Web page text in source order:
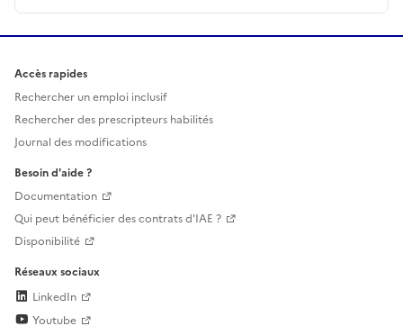
Accès rapides
Rechercher un emploi inclusif
Rechercher des prescripteurs habilités
Journal des modifications
Besoin d'aide ?
Documentation
Qui peut bénéficier des contrats d'IAE ?
Disponibilité
Réseaux sociaux
LinkedIn
Youtube